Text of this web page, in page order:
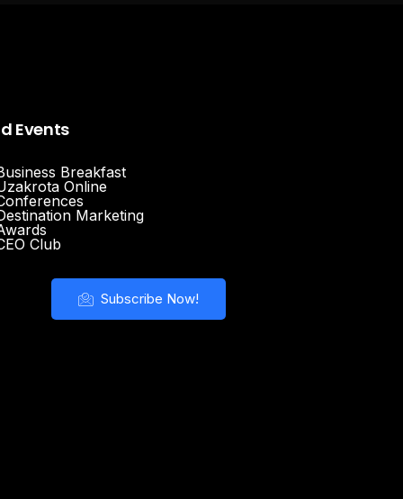
Events
Breakfast
Online
Marketing
Club
Subscribe Now!